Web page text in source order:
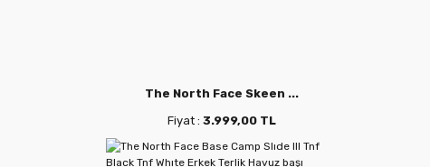
The North Face Skeen ...
Fiyat : 3.999,00 TL